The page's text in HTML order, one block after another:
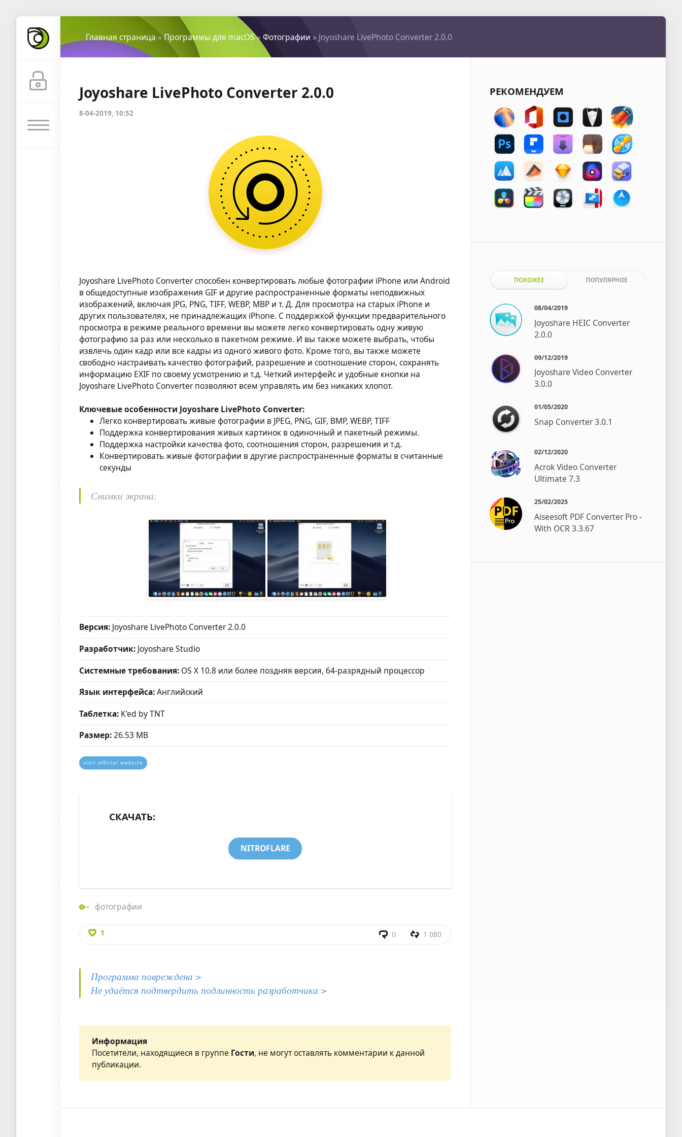
Главная страница »Программы для macOS» Фотографии » Joyoshare LivePhoto Converter 2.0.0
Joyoshare LivePhoto Converter 2.0.0
8-04-2019, 10:52
Joyoshare LivePhoto Converter способен конвертировать любые фотографии iPhone или Android
в общедоступные изображения GIF и другие распространенные форматы неподвижных
изображений, включая JPG, PNG, TIFF, WEBP, MBP и т. Д. Для просмотра на старых iPhone и
других пользователях, не принадлежащих iPhone. С поддержкой функции предварительного
просмотра в режиме реального времени вы можете легко конвертировать одну живую
фотографию за раз или несколько в пакетном режиме. И вы также можете выбрать, чтобы
извлечь один кадр или все кадры из одного живого фото. Кроме того, вы также можете
свободно настраивать качество фотографий, разрешение и соотношение сторон, сохранять
информацию EXIF по своему усмотрению и т.д. Четкий интерфейс и удобные кнопки на
Joyoshare LivePhoto Converter позволяют всем управлять им без никаких хлопот.
Ключевые особенности Joyoshare LivePhoto Converter:
Легко конвертировать живые фотографии в JPEG, PNG, GIF, BMP, WEBP, TIFF
Поддержка конвертирования живых картинок в одиночный и пакетный режимы.
Поддержка настройки качества фото, соотношения сторон, разрешения и т.д.
Конвертировать живые фотографии в другие распространенные форматы в считанные
секунды
Снимки экрана:
Версия: Joyoshare LivePhoto Converter 2.0.0
Разработчик: Joyoshare Studio
Системные требования: OS X 10.8 или более поздняя версия, 64-разрядный процессор
Язык интерфейса:Английский
Таблетка: K'ed by TNT
Размер:26.53 MB
visit official website
СКАЧАТЬ:
NITROFLARE
фотографии
1 0 1 080
Программа повреждена >
Не удаётся подтвердить подлинность разработчика >
Информация
Посетители, находящиеся в группе Гости, не могут оставлять комментарии к данной
публикации.
РЕКОМЕНДУЕМ
ПОХОЖЕЕ ПОПУЛЯРНОЕ
08/04/2019
Joyoshare HEIC Converter
2.0.0
09/12/2019
Joyoshare Video Converter
3.0.0
01/05/2020
Snap Converter 3.0.1
02/12/2020
Acrok Video Converter
Ultimate 7.3
25/02/2025
Aiseesoft PDF Converter Pro -
With OCR 3.3.67